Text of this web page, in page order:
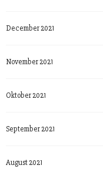
December 2021
November 2021
Oktober 2021
September 2021
August 2021